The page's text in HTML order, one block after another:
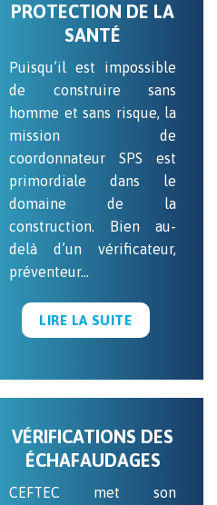
PROTECTION DE LA
SANTÉ
Puisqu’il est impossible
de construire sans
homme et sans risque, la
mission de
coordonnateur SPS est
primordiale dans le
domaine de la
construction. Bien au-
delà d’un vérificateur,
préventeur…
LIRE LA SUITE
VÉRIFICATIONS DES
ÉCHAFAUDAGES
CEFTEC met son